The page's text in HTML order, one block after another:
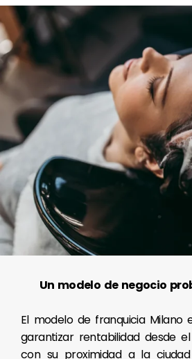
Un modelo de negocio
El modelo de franquicia Milano
garantizar rentabilidad desde
con su proximidad a la